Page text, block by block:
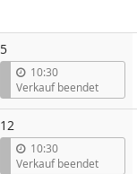
5
10:30
Verkauf beendet
12
10:30
Verkauf beendet